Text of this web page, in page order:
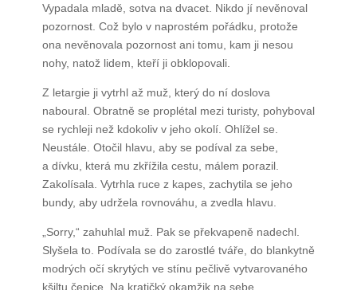
Vypadala mladě, sotva na dvacet. Nikdo jí nevěnoval
pozornost. Což bylo v naprostém pořádku, protože
ona nevěnovala pozornost ani tomu, kam ji nesou
nohy, natož lidem, kteří ji obklopovali.
Z letargie ji vytrhl až muž, který do ní doslova
naboural. Obratně se proplétal mezi turisty, pohyboval
se rychleji než kdokoliv v jeho okolí. Ohlížel se.
Neustále. Otočil hlavu, aby se podíval za sebe,
a dívku, která mu zkřížila cestu, málem porazil.
Zakolísala. Vytrhla ruce z kapes, zachytila se jeho
bundy, aby udržela rovnováhu, a zvedla hlavu.
„Sorry,“ zahuhlal muž. Pak se překvapeně nadechl.
Slyšela to. Podívala se do zarostlé tváře, do blankytně
modrých očí skrytých ve stínu pečlivě vytvarovaného
kšiltu čepice. Na kratičký okamžik na sebe